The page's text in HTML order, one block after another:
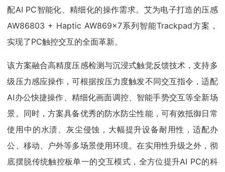
配AI PC智能化、精细化的操作需求。艾为电子打造的压感
AW86803 + Haptic AW869x7系列智能Trackpad方案，
实现了PC触控交互的全面革新。
该方案融合高精度压感检测与沉浸式触觉反馈技术，支持多
级压力感应操作，可根据按压力度触发不同交互指令，适配
AI办公快捷操作、精细化画面调控、智能手势交互等全新场
景。同时，方案具备优秀的防水防尘性能，可有效抵御日常
使用中的水渍、灰尘侵蚀，大幅提升设备耐用性，适配办
公、移动、户外等多场景使用环境。在实用性升级之外，彻
底摆脱传统触控板单一的交互模式，全方位提升AI PC的科